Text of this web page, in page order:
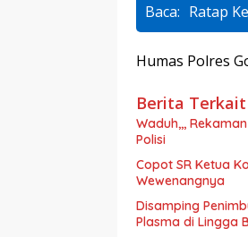
Baca: Ratap
Humas Polres
Berita Terkait
Waduh,,,
Polisi
Copot SR Ketua
Wewenangnya
Disamping
Plasma di Lingga